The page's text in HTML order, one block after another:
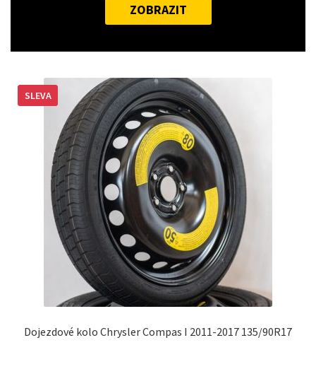
ZOBRAZIT
Dojezdové kolo Chrysler Compas I 2011-2017 135/90R17
SLEVA